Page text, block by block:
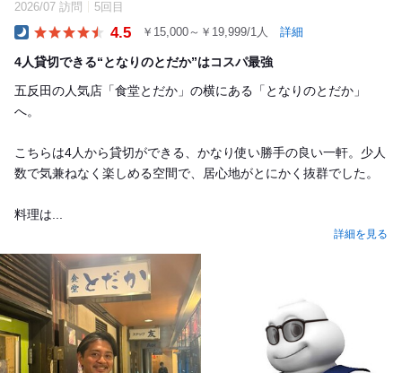
2026/07 訪問 5回目
4.5 ￥15,000～￥19,999/1人 詳細
4人貸切できる“となりのとだか”はコスパ最強
五反田の人気店「食堂とだか」の横にある「となりのとだか」
へ。
こちらは4人から貸切ができる、かなり使い勝手の良い一軒。少人
数で気兼ねなく楽しめる空間で、居心地がとにかく抜群でした。
料理は...
詳細を見る